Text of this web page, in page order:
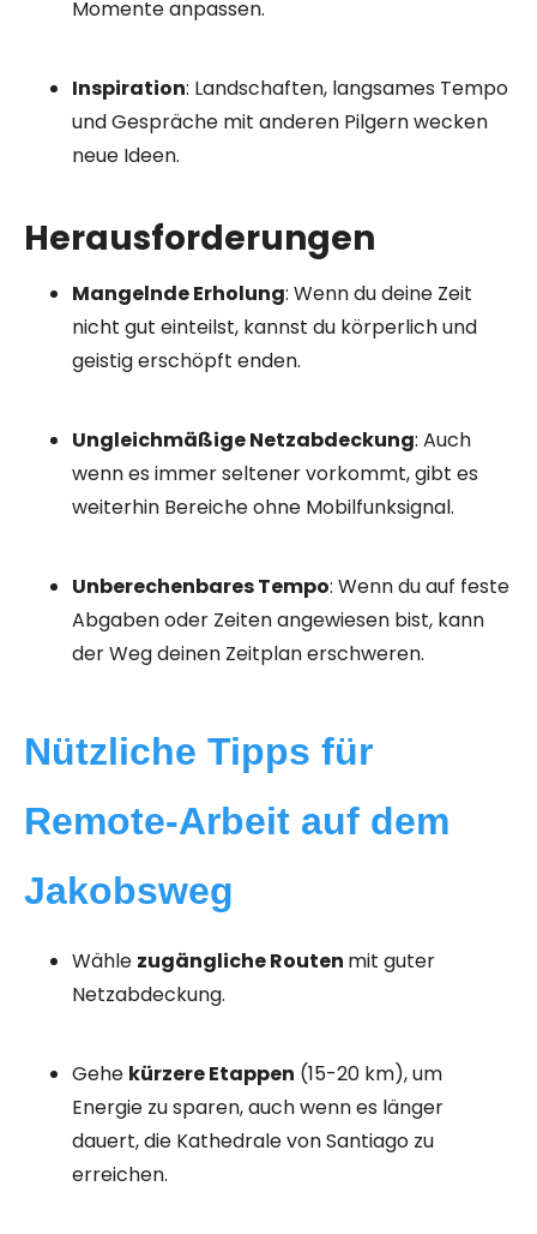
Momente anpassen.
Inspiration: Landschaften, langsames Tempo
und Gespräche mit anderen Pilgern wecken
neue Ideen.
Herausforderungen
Mangelnde Erholung: Wenn du deine Zeit
nicht gut einteilst, kannst du körperlich und
geistig erschöpft enden.
Ungleichmäßige Netzabdeckung: Auch
wenn es immer seltener vorkommt, gibt es
weiterhin Bereiche ohne Mobilfunksignal.
Unberechenbares Tempo: Wenn du auf feste
Abgaben oder Zeiten angewiesen bist, kann
der Weg deinen Zeitplan erschweren.
Nützliche Tipps für
Remote-Arbeit auf dem
Jakobsweg
Wähle zugängliche Routen mit guter
Netzabdeckung.
Gehe kürzere Etappen (15-20 km), um
Energie zu sparen, auch wenn es länger
dauert, die Kathedrale von Santiago zu
erreichen.